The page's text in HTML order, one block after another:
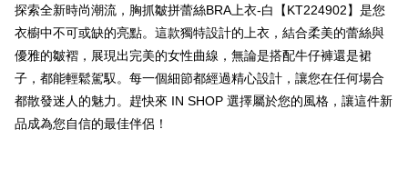
的に OP Pay Later の取引プロセスに移行し、携帯番号を確認後、分割払
いの回数や支払い期限を選択し、支払いを確認すると取引が完了します。
3. 実際の承認額、分割回数および費用については、後続の取引確認ページ
を基準とします。
4. 注文成立後30分以内に確認取引を行わない場合や審査が通過しない場
合、注文は自動的にキャンセルされます。「転専審査」に未通過の状況が
発生した場合は、システムの評価基準に達していないことを意味し、評価
内容についての説明はいたしかねます。
一、 AFTEE代金後払いについて
1.お支払い方法でAFTEE代金後払いを選択すると、携帯電話認証ウィンド
ウが表示されます。
2.SMSで認証してお支払い手続を進めてください。
3.注文するときのお支払いは不要です。商品はご指定の住所に配送されま
4.ご注文が完了すると、携帯に支払い通知のSMSが届きます。アプリ会員
の場合は、AFTEE アプリプッシュ通知が届きます。
ATM払い
配送方法
全家取貨付款
配送毎にNT$60、NT$1,800以上で送料無料
探索全新時尚潮流，胸抓皺拼蕾絲BRA上衣-白【KT224902】是您
衣櫥中不可或缺的亮點。這款獨特設計的上衣，結合柔美的蕾絲與
優雅的皺褶，展現出完美的女性曲線，無論是搭配牛仔褲還是裙
子，都能輕鬆駕馭。每一個細節都經過精心設計，讓您在任何場合
都散發迷人的魅力。趕快來 IN SHOP 選擇屬於您的風格，讓這件新
品成為您自信的最佳伴侶！